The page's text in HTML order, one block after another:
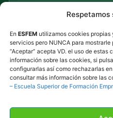
En ESFEM utilizamos cookies
servicios pero NUNCA para
“Aceptar” acepta VD. el uso de estas
información sobre las cookies, si
configurarlas así como rechazarlas
consultar más información sobre las
– Escuela Superior de Formación
Atención online en toda
©2026ESFEM · Todos los
Privacidad·Cookies·Contacto